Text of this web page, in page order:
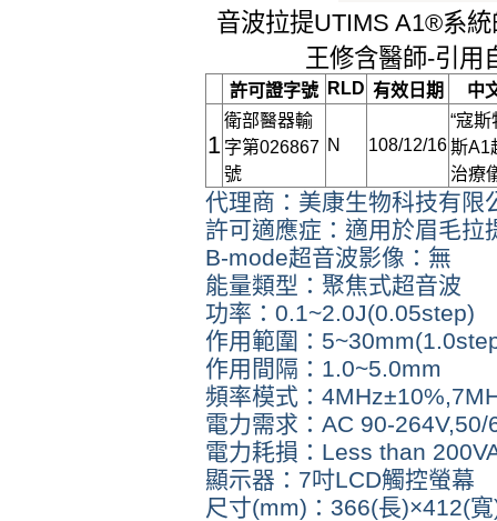
音波拉提UTIMS A1®系
王修含醫師-引用
許可證字號 RLD 有效日期 中
1
衛部醫器輸
字第026867
號
N 108/12/16
“寇斯
斯A1
治療
代理商：美康生物科技有限
許可適應症：適用於眉毛拉
B-mode超音波影像：無
能量類型：聚焦式超音波
功率：0.1~2.0J(0.05step)
作用範圍：
作用間隔：1.0~5.0mm
頻率模式：
電力需求：AC 90-264V,50/
電力耗損：Less than
顯示器：7吋LCD觸控螢幕
尺寸(mm)：366(長)×412(